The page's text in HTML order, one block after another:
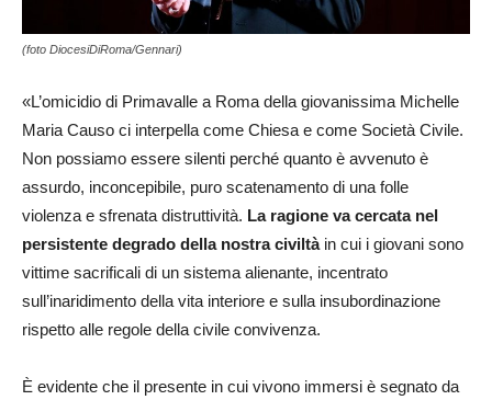
(foto DiocesiDiRoma/Gennari)
«L’omicidio di Primavalle a Roma della giovanissima Michelle
Maria Causo ci interpella come Chiesa e come Società Civile.
Non possiamo essere silenti perché quanto è avvenuto è
assurdo, inconcepibile, puro scatenamento di una folle
violenza e sfrenata distruttività. La ragione va cercata nel
persistente degrado della nostra civiltàin cui i giovani sono
vittime sacrificali di un sistema alienante, incentrato
sull’inaridimento della vita interiore e sulla insubordinazione
rispetto alle regole della civile convivenza.
È evidente che il presente in cui vivono immersi è segnato da